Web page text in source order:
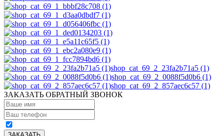
shop_cat_69_2_23fa2b71a5 (1)
shop_cat_69_2_0088f5d0b6 (1)
shop_cat_69_2_857aec6c57 (1)
ЗАКАЗАТЬ ОБРАТНЫЙ ЗВОНОК